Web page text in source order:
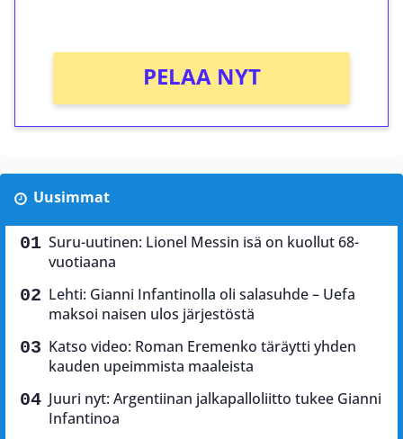
PELAA NYT
Uusimmat
Suru-uutinen: Lionel Messin isä on kuollut 68-
vuotiaana
Lehti: Gianni Infantinolla oli salasuhde – Uefa
maksoi naisen ulos järjestöstä
Katso video: Roman Eremenko täräytti yhden
kauden upeimmista maaleista
Juuri nyt: Argentiinan jalkapalloliitto tukee Gianni
Infantinoa